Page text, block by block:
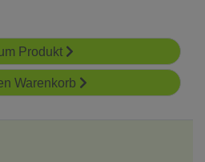
Produkt
Warenkorb